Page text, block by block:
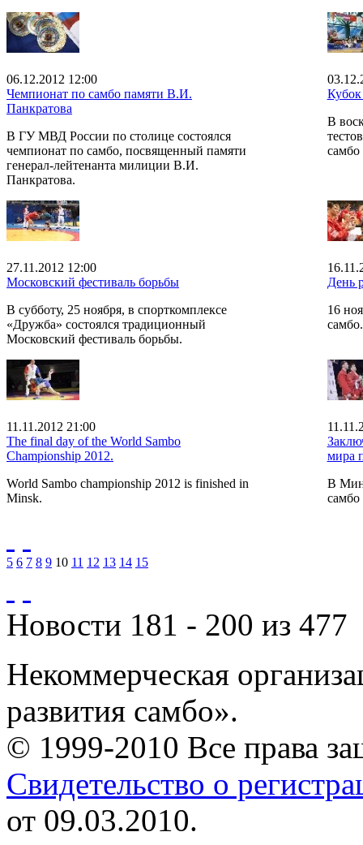
06.12.2012 12:00
Чемпионат по самбо памяти В.И.
Панкратова
В ГУ МВД России по столице состоялся
чемпионат по самбо, посвященный памяти
генерал-лейтенанта милиции В.И.
Панкратова.
Кубок
В
самбо
27.11.2012 12:00
Московский фестиваль борьбы
В субботу, 25 ноября, в спорткомплексе
«Дружба» состоялся традиционный
Московский фестиваль борьбы.
День
16
самбо.
11.11.2012 21:00
The final day of the World Sambo
Championship 2012.
World Sambo championship 2012 is finished in
Minsk.
мира
В
самбо
5 6 7 8 9 10 11 12 13 14 15
Новости 181 - 200 из 477
Некоммерческая
развития самбо».
© 1999-2010 Все права
Свидетельство о
от 09.03.2010.